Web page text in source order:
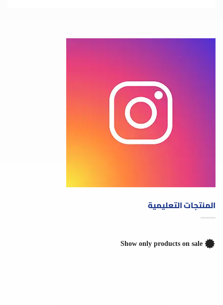
المنتجات التعليمية
Show only products on sale